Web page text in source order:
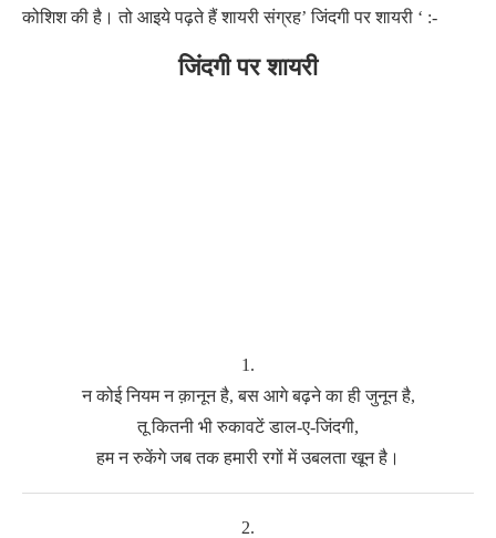
कोशिश की है। तो आइये पढ़ते हैं शायरी संग्रह’ जिंदगी पर शायरी ‘ :-
जिंदगी पर शायरी
1.
न कोई नियम न क़ानून है, बस आगे बढ़ने का ही जुनून है,
तू कितनी भी रुकावटें डाल-ए-जिंदगी,
हम न रुकेंगे जब तक हमारी रगों में उबलता खून है।
2.